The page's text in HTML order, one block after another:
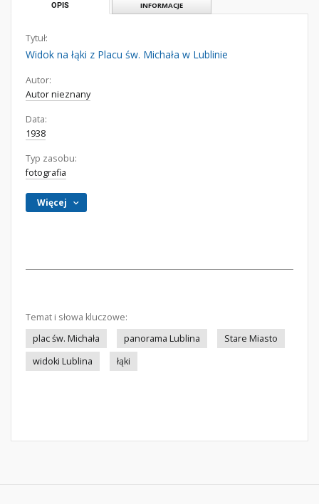
OPIS INFORMACJE
Tytuł:
Widok na łąki z Placu św. Michała w Lublinie
Autor:
Autor nieznany
Data:
1938
Typ zasobu:
fotografia
Więcej
Temat i słowa kluczowe:
plac św. Michała
panorama Lublina
Stare Miasto
widoki Lublina
łąki